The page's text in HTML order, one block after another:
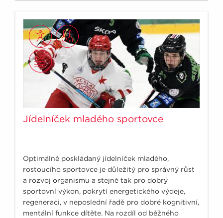
Jídelníček mladého sportovce
Optimálně poskládaný jídelníček mladého,
rostoucího sportovce je důležitý pro správný růst
a rozvoj organismu a stejně tak pro dobrý
sportovní výkon, pokrytí energetického výdeje,
regeneraci, v neposlední řadě pro dobré kognitivní,
mentální funkce dítěte. Na rozdíl od běžného